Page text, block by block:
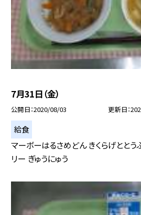
7月31日（金）
公開日 2020/08/03 更新日
給食
マーボーはるさめどん きくらげとと
リー ぎゅうにゅう